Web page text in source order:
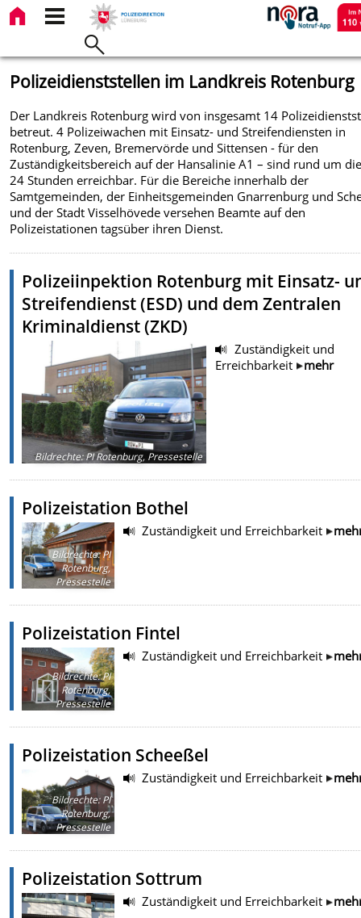
Polizeidienststellen im Landkreis Rotenburg
Der Landkreis Rotenburg wird von insgesamt 14
betreut. 4 Polizeiwachen mit Einsatz- und Streifendiensten in
Rotenburg, Zeven, Bremervörde und Sittensen - für den
Zuständigkeitsbereich auf der Hansalinie A1 – sind rund um
24 Stunden erreichbar. Für die Bereiche innerhalb der
Samtgemeinden, der Einheitsgemeinden Gnarrenburg und
und der Stadt Visselhövede versehen Beamte auf den
Polizeistationen tagsüber ihren Dienst.
Polizeiinpektion Rotenburg mit Einsatz-
Streifendienst (ESD) und dem Zentralen
Kriminaldienst (ZKD)
Bildrechte:PI Rotenburg, Pressestelle
Zuständigkeit und
Erreichbarkeit
mehr
Polizeistation Bothel
Bildrechte:PI
Rotenburg,
Pressestelle
Zuständigkeit und Erreichbarkeit
Polizeistation Fintel
Bildrechte:PI
Rotenburg,
Pressestelle
Zuständigkeit und Erreichbarkeit
Polizeistation Scheeßel
Bildrechte:PI
Rotenburg,
Pressestelle
Zuständigkeit und Erreichbarkeit
Polizeistation Sottrum
Zuständigkeit und Erreichbarkeit